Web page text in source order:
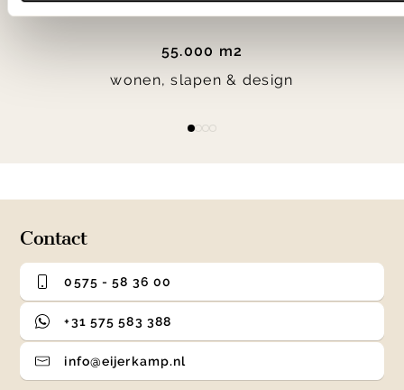
55.000 m2
wonen, slapen & design
Contact
0575 - 58 36 00
+31 575 583 388
info@eijerkamp.nl